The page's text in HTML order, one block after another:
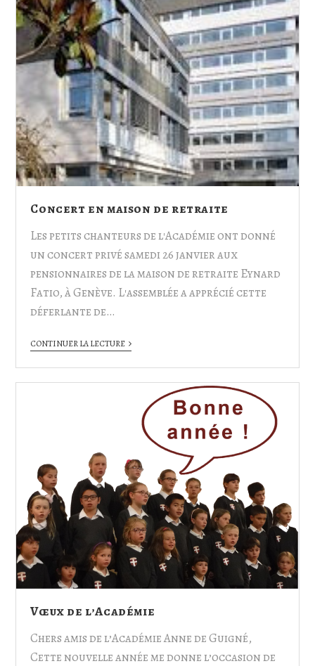
Concert en maison de retraite
Les petits chanteurs de l'Académie ont donné
un concert privé samedi 26 janvier aux
pensionnaires de la maison de retraite Eynard
Fatio, à Genève. L'assemblée a apprécié cette
déferlante de…
CONTINUER LA LECTURE
Vœux de l’Académie
Chers amis de l’Académie Anne de Guigné,
Cette nouvelle année me donne l’occasion de